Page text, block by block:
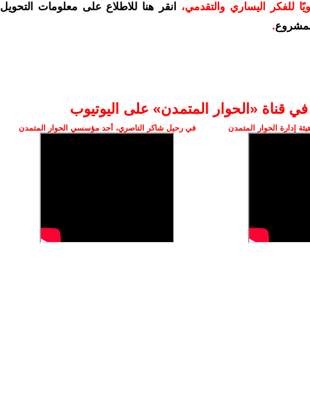
للفكر اليساري والتقدمي،
انقر هنا للاطلاع على معلومات التحويل
.
قناة ‫«الحوار المتمدن» على اليوتيوب
إدارة الحوار المتمدن في رحيل شاكر الناصري، أحد مؤسسي الحوار المتمدن